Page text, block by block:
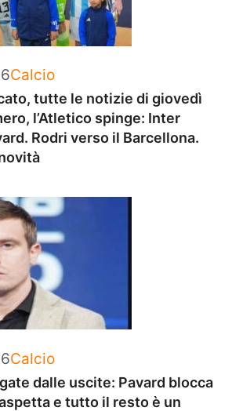
Categorie
Calcio
tutte le notizie di giovedì
l’Atletico spinge: Inter
Rodri verso il Barcellona.
Categorie
Calcio
dalle uscite: Pavard blocca
e tutto il resto è un